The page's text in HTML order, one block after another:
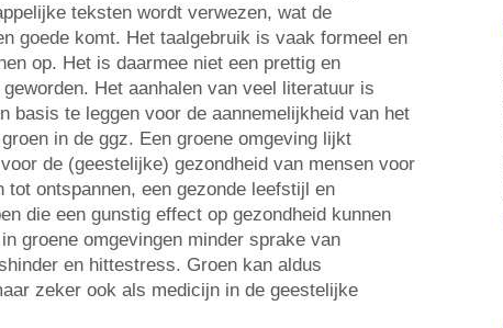
teksten wordt verwezen, wat de
goede komt. Het taalgebruik is vaak formeel en
op. Het is daarmee niet een prettig en
Het aanhalen van veel literatuur is
basis te leggen voor de aannemelijkheid van het
in de ggz. Een groene omgeving lijkt
de (geestelijke) gezondheid van mensen voor
tot ontspannen, een gezonde leefstijl en
die een gunstig effect op gezondheid kunnen
groene omgevingen minder sprake van
en hittestress. Groen kan aldus
zeker ook als medicijn in de geestelijke